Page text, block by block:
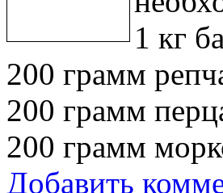
1 кг
200 грамм
200 грамм
200 грамм
Добавить